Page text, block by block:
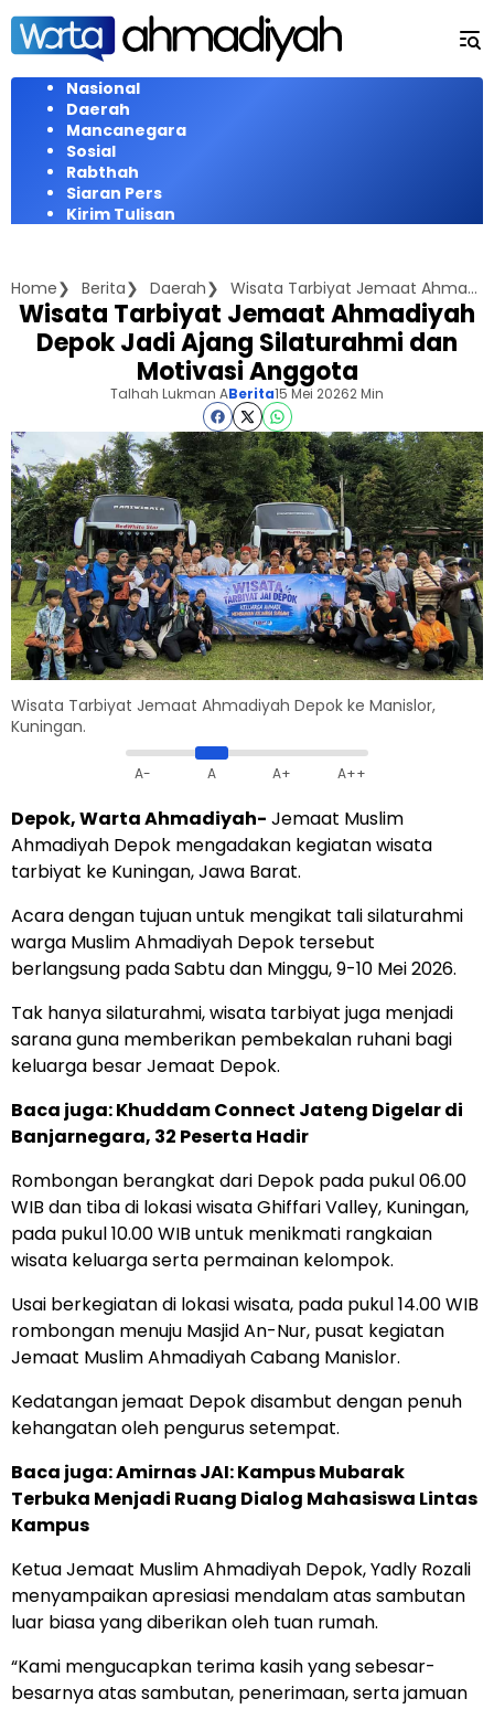
Langsung
konten
Nasional
Daerah
Mancanegara
Sosial
Rabthah
Siaran Pers
Kirim Tulisan
Home Berita Daerah Wisata Tarbiyat Jemaat Ahmadiyah Depok Jadi Ajang Silaturahmi dan Motivasi Anggota
Wisata Tarbiyat Jemaat Ahmadiyah
Depok Jadi Ajang Silaturahmi dan
Motivasi Anggota
Talhah Lukman ABerita15 Mei 20262 Min
Wisata Tarbiyat Jemaat Ahmadiyah Depok ke Manislor,
Kuningan.
A- A A+ A++
Depok, Warta Ahmadiyah- Jemaat Muslim
Ahmadiyah Depok mengadakan kegiatan wisata
tarbiyat ke Kuningan, Jawa Barat.
Acara dengan tujuan untuk mengikat tali silaturahmi
warga Muslim Ahmadiyah Depok tersebut
berlangsung pada Sabtu dan Minggu, 9-10 Mei 2026.
Tak hanya silaturahmi, wisata tarbiyat juga menjadi
sarana guna memberikan pembekalan ruhani bagi
keluarga besar Jemaat Depok.
Baca juga:Khuddam Connect Jateng Digelar di
Banjarnegara, 32 Peserta Hadir
Rombongan berangkat dari Depok pada pukul 06.00
WIB dan tiba di lokasi wisata Ghiffari Valley, Kuningan,
pada pukul 10.00 WIB untuk menikmati rangkaian
wisata keluarga serta permainan kelompok.
Usai berkegiatan di lokasi wisata, pada pukul 14.00 WIB
rombongan menuju Masjid An-Nur, pusat kegiatan
Jemaat Muslim Ahmadiyah Cabang Manislor.
Kedatangan jemaat Depok disambut dengan penuh
kehangatan oleh pengurus setempat.
Baca juga:Amirnas JAI: Kampus Mubarak
Terbuka Menjadi Ruang Dialog Mahasiswa Lintas
Kampus
Ketua Jemaat Muslim Ahmadiyah Depok, Yadly Rozali
menyampaikan apresiasi mendalam atas sambutan
luar biasa yang diberikan oleh tuan rumah.
“Kami mengucapkan terima kasih yang sebesar-
besarnya atas sambutan, penerimaan, serta jamuan